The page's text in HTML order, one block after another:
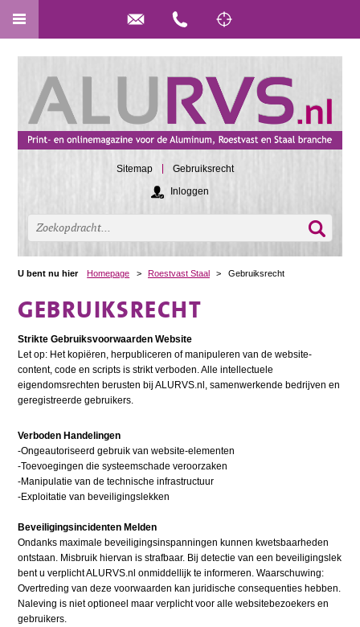
Sitemap
Gebruiksrecht
Inloggen
U bent nu hier Homepage > Roestvast Staal > Gebruiksrecht
GEBRUIKSRECHT
Strikte Gebruiksvoorwaarden Website
Let op: Het kopiëren, herpubliceren of manipuleren van de website-
content, code en scripts is strikt verboden. Alle intellectuele
eigendomsrechten berusten bij ALURVS.nl, samenwerkende bedrijven en
geregistreerde gebruikers.
Verboden Handelingen
-Ongeautoriseerd gebruik van website-elementen
-Toevoegingen die systeemschade veroorzaken
-Manipulatie van de technische infrastructuur
-Exploitatie van beveiligingslekken
Beveiligingsincidenten Melden
Ondanks maximale beveiligingsinspanningen kunnen kwetsbaarheden
ontstaan. Misbruik hiervan is strafbaar. Bij detectie van een beveiligingslek
bent u verplicht ALURVS.nl onmiddellijk te informeren. Waarschuwing:
Overtreding van deze voorwaarden kan juridische consequenties hebben.
Naleving is niet optioneel maar verplicht voor alle websitebezoekers en
gebruikers.